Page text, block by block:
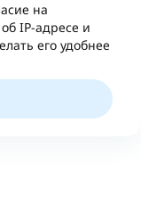
на
IP-адресе и
его удобнее